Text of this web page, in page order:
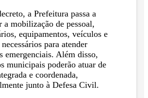
a Prefeitura passa a
a mobilização de pessoal,
equipamentos, veículos e
para atender
emergenciais. Além disso,
municipais poderão atuar de
e coordenada,
junto à Defesa Civil.